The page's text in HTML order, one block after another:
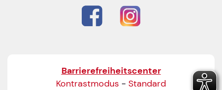
Barrierefreiheitscenter
Kontrastmodus - Standard